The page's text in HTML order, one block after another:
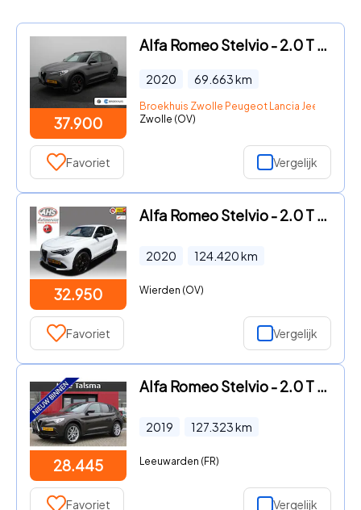
37.900
Alfa Romeo Stelvio - 2.0 T AWD B-Tech 280 Pk | Panoramisch schuifdak | Elek. stoe
2020 69.663km
Broekhuis Zwolle Peugeot Lancia Jeep Fiat
Zwolle (OV)
Favoriet Vergelijk
32.950
Alfa Romeo Stelvio - 2.0 T AWD Super
2020 124.420km
Wierden (OV)
Favoriet Vergelijk
28.445
Alfa Romeo Stelvio - 2.0 T AWD Super | Navigatie | Afneembare Trekhaak | 20" Lich
2019 127.323km
Leeuwarden (FR)
Favoriet Vergelijk